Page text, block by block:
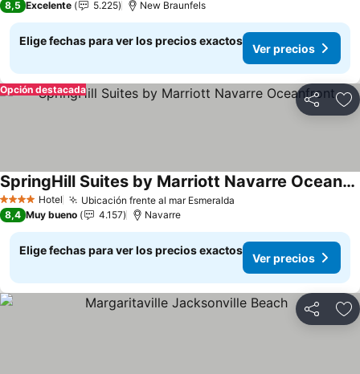
8,5 Excelente 5.225 New Braunfels
Elige fechas para ver los precios exactos
Ver precios
Compartir
Opción destacada
4 EstrellasHotel Ubicación frente al mar Esmeralda
SpringHill Suites by Marriott Navarre Oceanfront
8,4 Muy bueno 4.157 Navarre
Elige fechas para ver los precios exactos
Ver precios
Compartir